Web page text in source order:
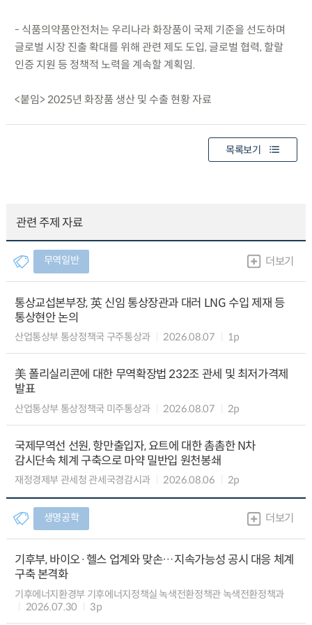
- 식품의약품안전처는 우리나라 화장품이 국제 기준을 선도하며
글로벌 시장 진출 확대를 위해 관련 제도 도입, 글로벌 협력, 할랄
인증 지원 등 정책적 노력을 계속할 계획임.
<붙임> 2025년 화장품 생산 및 수출 현황 자료
목록보기
관련 주제 자료
무역일반 더보기
통상교섭본부장, 英 신임 통상장관과 대러 LNG 수입 제재 등
통상현안 논의
산업통상부 통상정책국 구주통상과 2026.08.07 1p
美 폴리실리콘에 대한 무역확장법 232조 관세 및 최저가격제
발표
산업통상부 통상정책국 미주통상과 2026.08.07 2p
국제무역선 선원, 항만출입자, 요트에 대한 촘촘한 N차
감시단속 체계 구축으로 마약 밀반입 원천봉쇄
재정경제부 관세청 관세국경감시과 2026.08.06 2p
생명공학 더보기
기후부, 바이오·헬스 업계와 맞손…지속가능성 공시 대응 체계
구축 본격화
기후에너지환경부 기후에너지정책실 녹색전환정책관 녹색전환정책과
2026.07.30
3p